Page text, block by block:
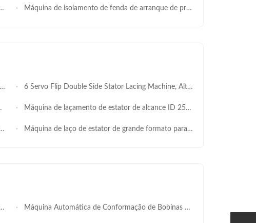
Máquina de isolamento de fenda de arranque de produção SMT-C100
6 Servo Flip Double Side Stator Lacing Machine, Altura de pilha 30×160mm, Automática Flipping Dual Needle Coil Binding para Produzção de Estator de Motor de Indução e Eletrodomésticos
Máquina de laçamento de estator de alcance ID 25-100mm com design de agulha dupla e velocidade de laçamento de 0,45s/s
Máquina de laço de estator de grande formato para fabricação de motores F250 / OD430 SMT-DW600
Máquina Automática de Conformação de Bobinas para Estatores com Controle PLC Hidráulico para ID de Estator de 80-120mm